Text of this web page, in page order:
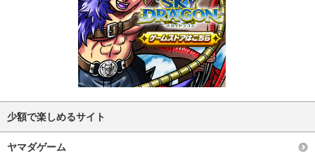
少額で楽しめるサイト
ヤマダゲーム